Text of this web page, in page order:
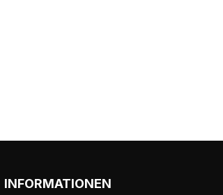
INFORMATIONEN